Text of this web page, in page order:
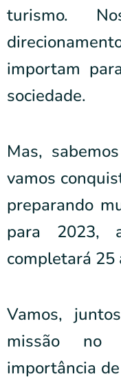
turismo.
importam
sociedade.
Mas,
vamos
preparando
para 2023,
completará 25
Vamos,
missão no
importância